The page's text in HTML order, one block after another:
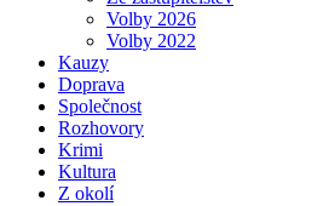
Volby 2026
Volby 2022
Kauzy
Doprava
Společnost
Rozhovory
Krimi
Kultura
Z okolí